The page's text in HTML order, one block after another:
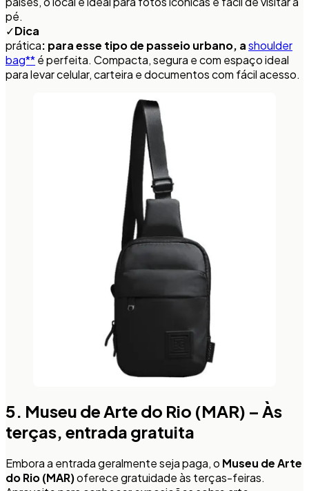
pé.
✓Dica
prática: para esse tipo de passeio urbano, ashoulder
bag**é perfeita. Compacta, segura e com espaço ideal
para levar celular, carteira e documentos com fácil acesso.
5. Museu de Arte do Rio (MAR) – Às
terças, entrada gratuita
Embora a entrada geralmente seja paga, o Museu de Arte
do Rio (MAR)oferece gratuidade às terças-feiras.